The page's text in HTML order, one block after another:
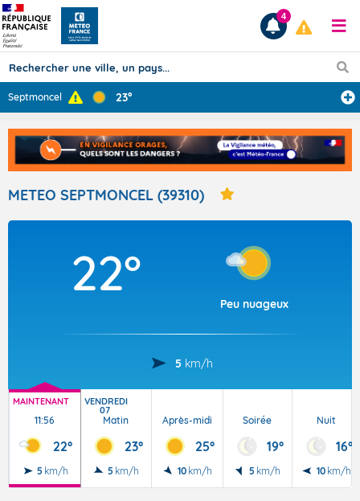
Prévisions
TOUS LES RÉSULTATS
Articles
4
Septmoncel 23°
METEO SEPTMONCEL (39310)
22°
Peu nuageux
5 km/h
MAINTENANT
11:56
22°
5 km/h
VENDREDI
07
Matin
23°
5 km/h
Après-midi
25°
10 km/h
Soirée
19°
5 km/h
Nuit
16°
10 km/h